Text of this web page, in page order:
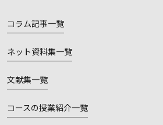
コラム記事一覧
ネット資料集一覧
文献集一覧
コースの授業紹介一覧